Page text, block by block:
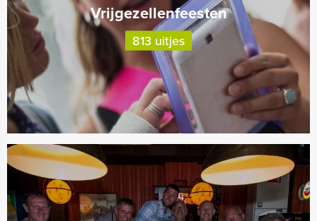
Vrijgezellenfeesten
813 uitjes